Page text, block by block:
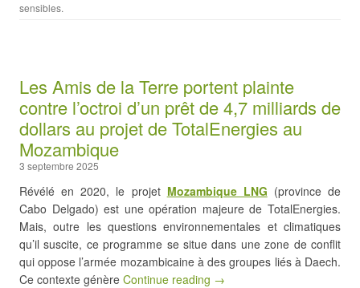
sensibles.
Les Amis de la Terre portent plainte
contre l’octroi d’un prêt de 4,7 milliards de
dollars au projet de TotalEnergies au
Mozambique
3 septembre 2025
Révélé en 2020, le projet Mozambique LNG (province de
Cabo Delgado) est une opération majeure de TotalEnergies.
Mais, outre les questions environnementales et climatiques
qu’il suscite, ce programme se situe dans une zone de conflit
qui oppose l’armée mozambicaine à des groupes liés à Daech.
Ce contexte génère Continue reading →